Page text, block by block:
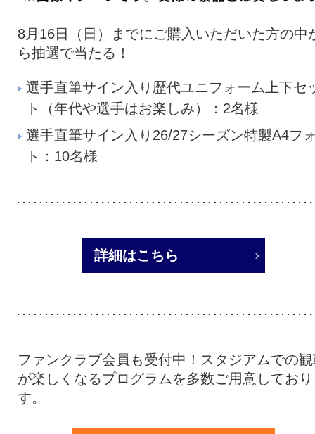
8月16日（日）までにご購入いただいた方の中
ら抽選で当たる！
選手直筆サイン入り歴代ユニフォーム上下セ
ト（年代や選手はお楽しみ）：2名様
選手直筆サイン入り26/27シーズン特製A4フ
ト：10名様
詳細はこちら
ファンクラブ会員も受付中！スタジアムでの
が楽しくなるプログラムを多数ご用意してお
す。